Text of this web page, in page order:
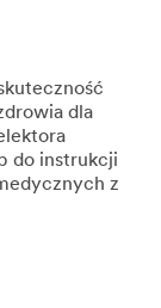
dla
do instrukcji
z